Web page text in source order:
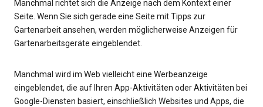
Manchmal richtet sich die Anzeige nach dem Kontext einer
Seite. Wenn Sie sich gerade eine Seite mit Tipps zur
Gartenarbeit ansehen, werden möglicherweise Anzeigen für
Gartenarbeitsgeräte eingeblendet.
Manchmal wird im Web vielleicht eine Werbeanzeige
eingeblendet, die auf Ihren App-Aktivitäten oder Aktivitäten bei
Google-Diensten basiert, einschließlich Websites und Apps, die